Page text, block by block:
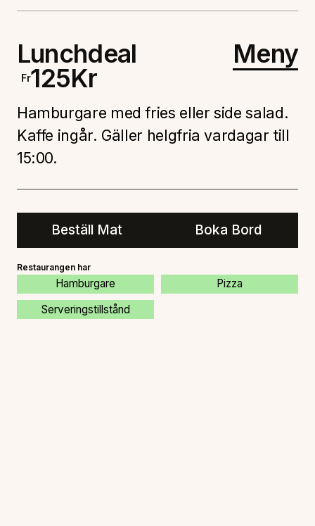
Lunchdeal
Fr125Kr
Meny
Hamburgare med fries eller side salad.
Kaffe ingår. Gäller helgfria vardagar till
15:00.
Beställ Mat Boka Bord
Restaurangen har
Hamburgare
Pizza
Serveringstillstånd